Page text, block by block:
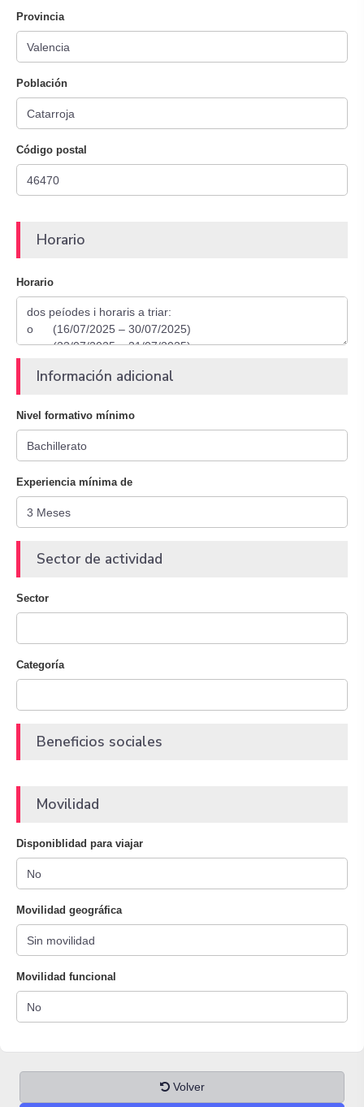
Provincia
Población
Código postal
Horario
Horario
Información adicional
Nivel formativo mínimo
Experiencia mínima de
Sector de actividad
Sector
Categoría
Beneficios sociales
Movilidad
Disponiblidad para viajar
Movilidad geográfica
Movilidad funcional
Volver